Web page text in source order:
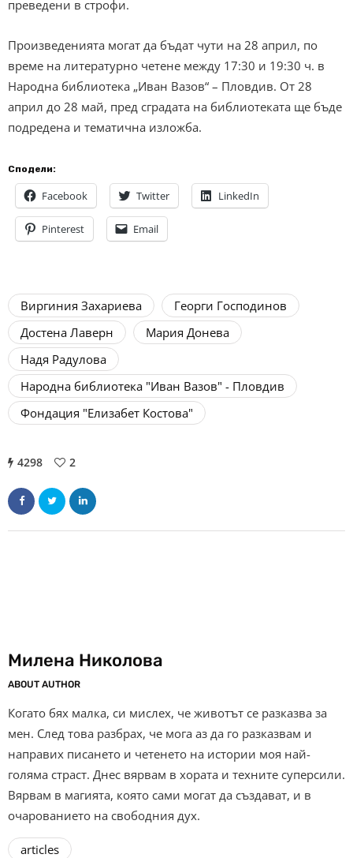
преведени в строфи.
Произведенията могат да бъдат чути на 28 април, по
време на литературно четене между 17:30 и 19:30 ч. в
Народна библиотека „Иван Вазов“ – Пловдив. От 28
април до 28 май, пред сградата на библиотеката ще бъде
подредена и тематична изложба.
Сподели:
Facebook Twitter LinkedIn
Pinterest Email
Виргиния Захариева
Георги Господинов
Достена Лаверн
Мария Донева
Надя Радулова
Народна библиотека "Иван Вазов" - Пловдив
Фондация "Елизабет Костова"
4298 2
Милена Николова
ABOUT AUTHOR
Когато бях малка, си мислех, че животът се разказва за
мен. След това разбрах, че мога аз да го разказвам и
направих писането и четенето на истории моя най-
голяма страст. Днес вярвам в хората и техните суперсили.
Вярвам в магията, която сами могат да създават, и в
очарованието на свободния дух.
articles